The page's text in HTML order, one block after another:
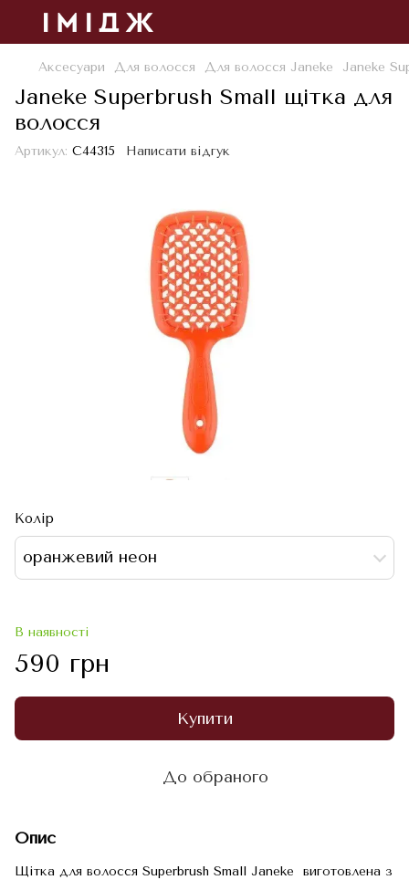
Аксесуари Для волосся Для волосся Janeke Janeke
Janeke Superbrush Small щітка для
волосся
Артикул: С44315 Написати відгук
Колір
оранжевий неон
В наявності
590 грн
Купити
До обраного
Опис
Щітка для волосся Superbrush Small Janeke виготовлена ​​з